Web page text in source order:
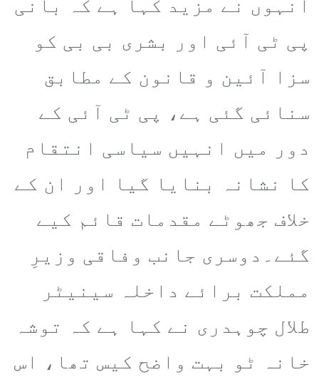
انہوں نے مزید کہا ہے کہ بانی
پی ٹی آئی اور بشری بی بی کو
سزا آئین و قانون کے مطابق
سنائی گئی ہے، پی ٹی آئی کے
دور میں انہیں سیاسی انتقام
کا نشانہ بنایا گیا اور ان کے
خلاف جھوٹے مقدمات قائم کیے
گئے۔دوسری جانب وفاقی وزیرِ
مملکت برائے داخلہ سینیٹر
طلال چوہدری نے کہا ہے کہ توشہ
خانہ ٹو بہت واضح کیس تھا، اس